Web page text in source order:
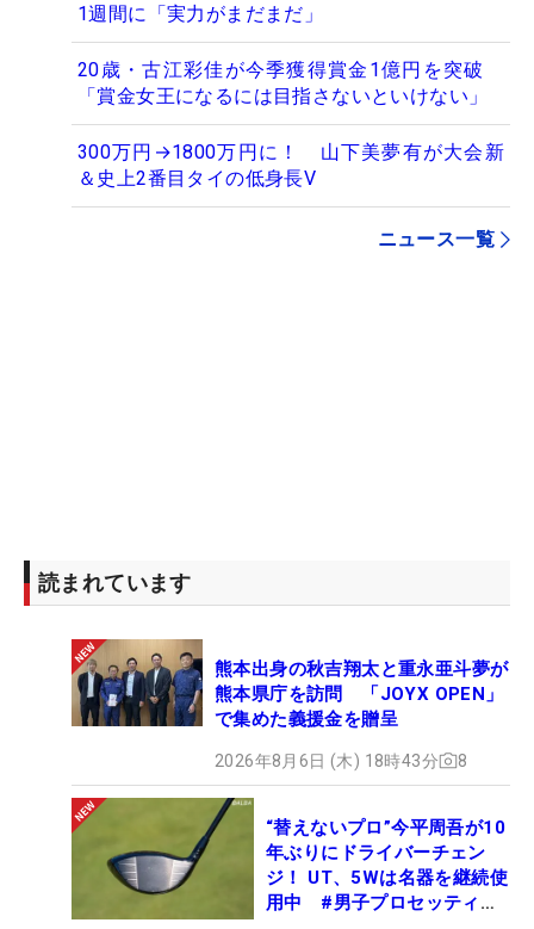
1週間に「実力がまだまだ」
20歳・古江彩佳が今季獲得賞金1億円を突破
「賞金女王になるには目指さないといけない」
300万円→1800万円に！ 山下美夢有が大会新
＆史上2番目タイの低身長V
ニュース一覧
読まれています
熊本出身の秋吉翔太と重永亜斗夢が
熊本県庁を訪問 「JOYX OPEN」
で集めた義援金を贈呈
2026年8月6日 (木) 18時43分 8
“替えないプロ”今平周吾が10
年ぶりにドライバーチェン
ジ！ UT、5Wは名器を継続使
用中 #男子プロセッティン